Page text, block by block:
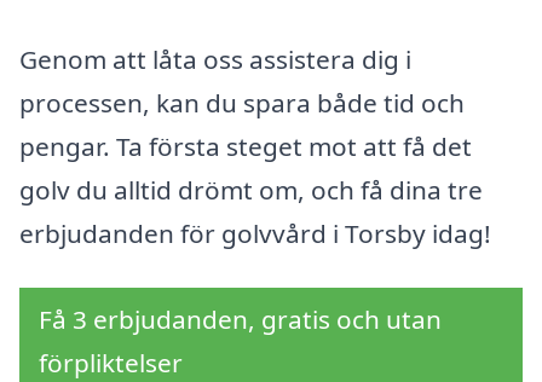
Genom att låta oss assistera dig i
processen, kan du spara både tid och
pengar. Ta första steget mot att få det
golv du alltid drömt om, och få dina tre
erbjudanden för golvvård i Torsby idag!
Få 3 erbjudanden, gratis och utan
förpliktelser